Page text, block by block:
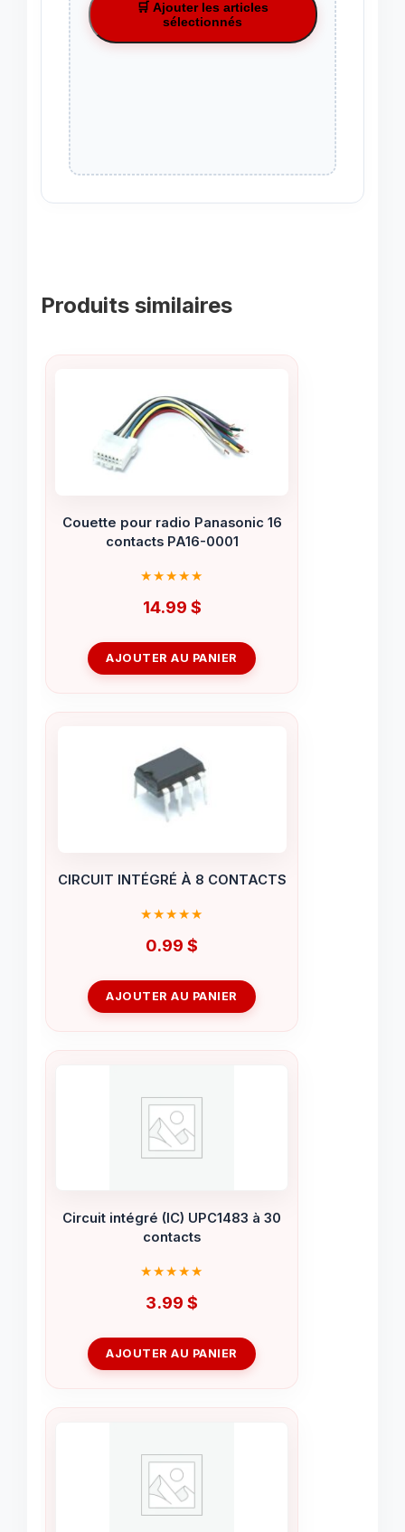
🛒 Ajouter les articles
sélectionnés
Produits similaires
Couette pour radio Panasonic 16
contacts PA16-0001
14.99 $
AJOUTER AU PANIER
CIRCUIT INTÉGRÉ À 8 CONTACTS
0.99 $
AJOUTER AU PANIER
Circuit intégré (IC) UPC1483 à 30
contacts
3.99 $
AJOUTER AU PANIER